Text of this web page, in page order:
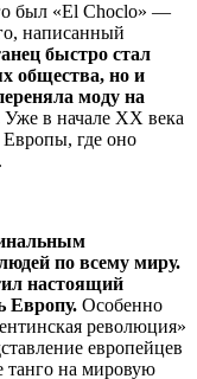
был «El Choclo» —
написанный
быстро стал
общества, но и
моду на
Уже в начале XX века
Европы, где оно
по всему миру.
настоящий
Европу. Особенно
революция»
европейцев
танго на мировую